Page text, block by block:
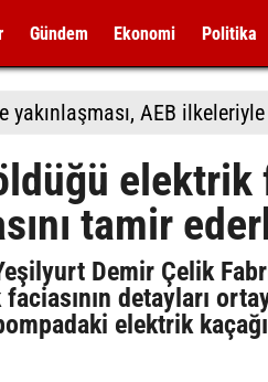
Gündem Ekonomi Politika
yakınlaşması, AEB
elektrik
tamir
Demir Çelik
detayları
elektrik